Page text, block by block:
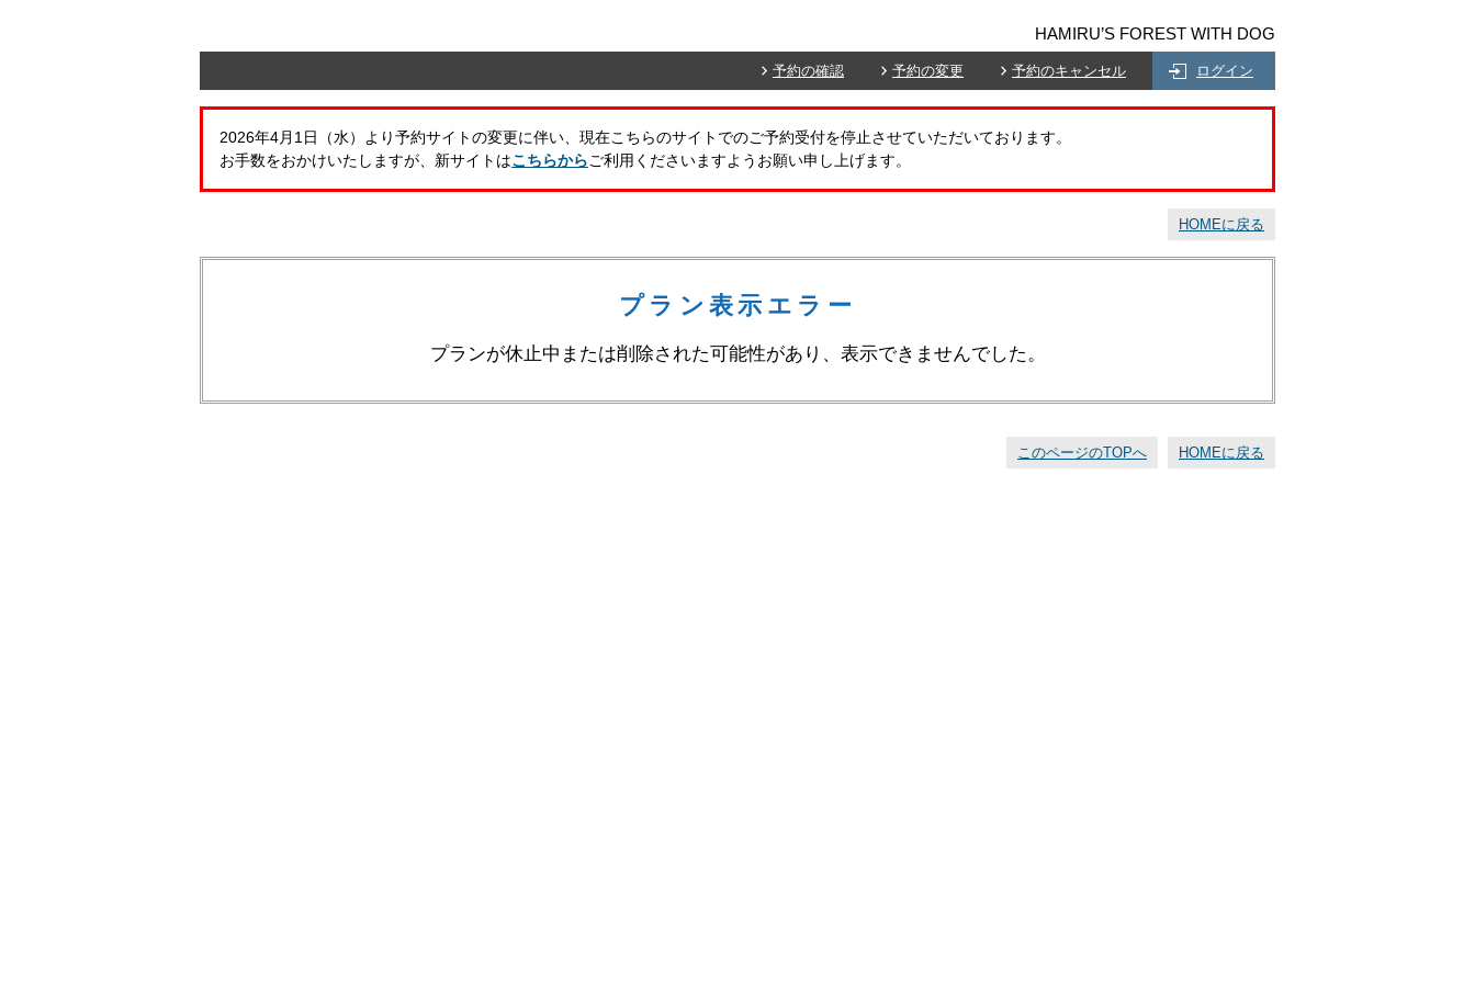
HAMIRU’S FOREST WITH DOG
予約の確認 予約の変更 予約のキャンセル ログイン
2026年4月1日（水）より予約サイトの変更に伴い、現在こちらのサイトでのご予約受付を停止させていただいております。
お手数をおかけいたしますが、新サイトはこちらからご利用くださいますようお願い申し上げます。
HOMEに戻る
プラン表示エラー
プランが休止中または削除された可能性があり、表示できませんでした。
このページのTOPへ HOMEに戻る